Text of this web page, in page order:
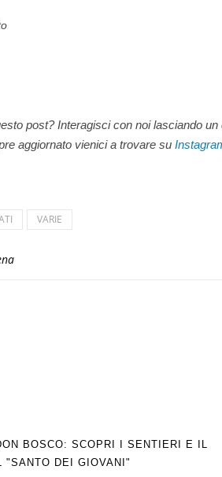
post? Interagisci con noi lasciando
aggiornato vienici a trovare su
VARIE
BOSCO: SCOPRI I SENTIERI E IL
"SANTO DEI GIOVANI"